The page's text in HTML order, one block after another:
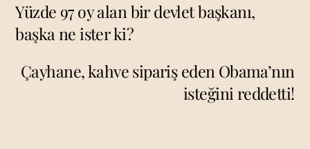
Yüzde 97 oy alan bir devlet başkanı,
başka ne ister ki?
Çayhane, kahve sipariş eden Obama’nın
isteğini reddetti!